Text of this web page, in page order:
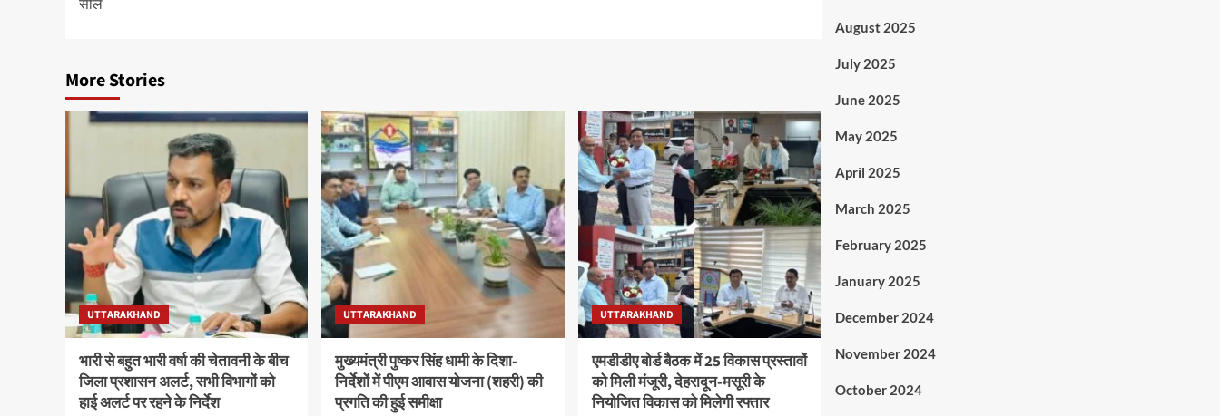
सील
More Stories
UTTARAKHAND
भारी से बहुत भारी वर्षा की चेतावनी के बीच
जिला प्रशासन अलर्ट, सभी विभागों को
हाई अलर्ट पर रहने के निर्देश
UTTARAKHAND
मुख्यमंत्री पुष्कर सिंह धामी के दिशा-
निर्देशों में पीएम आवास योजना (शहरी) की
प्रगति की हुई समीक्षा
UTTARAKHAND
एमडीडीए बोर्ड बैठक में 25 विकास प्रस्तावों
को मिली मंजूरी, देहरादून-मसूरी के
नियोजित विकास को मिलेगी रफ्तार
August 2025
July 2025
June 2025
May 2025
April 2025
March 2025
February 2025
January 2025
December 2024
November 2024
October 2024